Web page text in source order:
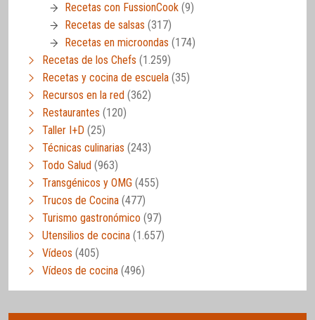
Recetas con FussionCook (9)
Recetas de salsas (317)
Recetas en microondas (174)
Recetas de los Chefs (1.259)
Recetas y cocina de escuela (35)
Recursos en la red (362)
Restaurantes (120)
Taller I+D (25)
Técnicas culinarias (243)
Todo Salud (963)
Transgénicos y OMG (455)
Trucos de Cocina (477)
Turismo gastronómico (97)
Utensilios de cocina (1.657)
Vídeos (405)
Vídeos de cocina (496)